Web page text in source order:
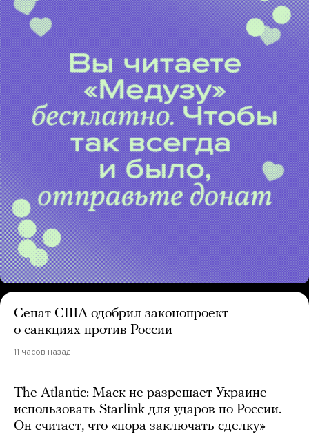
Сенат США одобрил законопроект
о санкциях против России
11 часов назад
The Atlantic: Маск не разрешает Украине
использовать Starlink для ударов по России.
Он считает, что «пора заключать сделку»